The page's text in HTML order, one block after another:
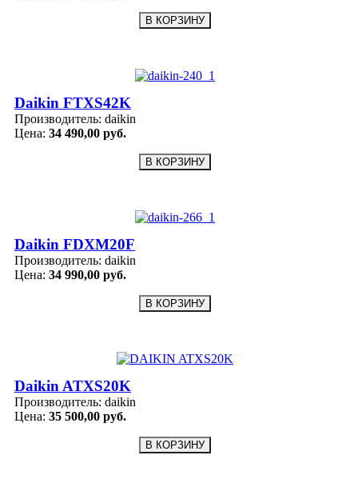
Daikin FTXS42K
Производитель: daikin
Цена: 34 490,00 руб.
Daikin FDXM20F
Производитель: daikin
Цена: 34 990,00 руб.
Daikin ATXS20K
Производитель: daikin
Цена: 35 500,00 руб.